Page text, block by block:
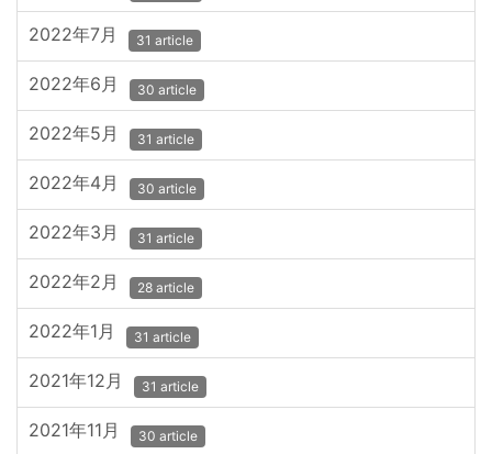
2022年7月 31 article
2022年6月 30 article
2022年5月 31 article
2022年4月 30 article
2022年3月 31 article
2022年2月 28 article
2022年1月 31 article
2021年12月 31 article
2021年11月 30 article